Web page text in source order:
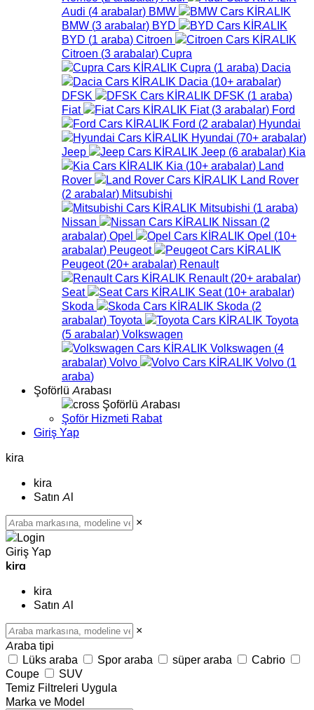
Audi (4 arabalar) BMW
BMW (3 arabalar) BYD
BYD (1 araba) Citroen
Citroen (3 arabalar) Cupra
Cupra (1 araba) Dacia
Dacia (10+ arabalar)
DFSK
DFSK (1 araba)
Fiat
Fiat (3 arabalar) Ford
Ford (2 arabalar) Hyundai
Hyundai (70+ arabalar)
Jeep
Jeep (6 arabalar) Kia
Kia (10+ arabalar) Land
Rover
Land Rover
(2 arabalar) Mitsubishi
Mitsubishi (1 araba)
Nissan
Nissan (2
arabalar) Opel Opel (10+
arabalar) Peugeot
Peugeot (20+ arabalar) Renault
Renault (20+ arabalar)
Seat
Seat (10+ arabalar)
Skoda
Skoda (2
arabalar) Toyota
Toyota
(5 arabalar) Volkswagen
Volkswagen (4
arabalar) Volvo Volvo (1
araba)
Şoförlü Arabası
Şoförlü Arabası
Şoför Hizmeti Rabat
Giriş Yap
kira
kira
Satın Al
×
Giriş Yap
kira
kira
Satın Al
×
Araba tipi
Lüks araba
Spor araba süper araba
Cabrio
Coupe
SUV
Temiz Filtreleri Uygula
Marka ve Model